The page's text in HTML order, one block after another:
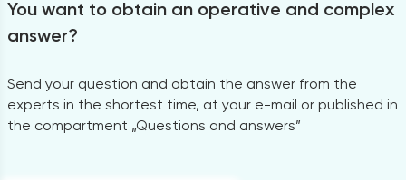
You want to obtain an operative and complex
answer?
Send your question and obtain the answer from the
experts in the shortest time, at your e-mail or published in
the compartment „Questions and answers”